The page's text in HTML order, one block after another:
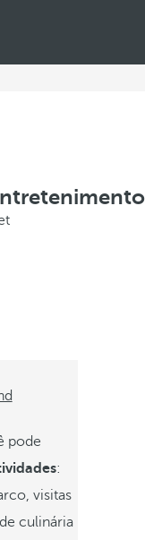
pode
:
visitas
culinária